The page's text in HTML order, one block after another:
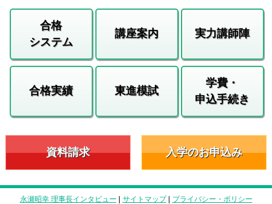
合格
システム
講座案内 実力講師陣
合格実績 東進模試
学費・
申込手続き
資料請求 入学のお申込み
永瀬昭幸 理事長インタビュー | サイトマップ| プライバシー・ポリシー